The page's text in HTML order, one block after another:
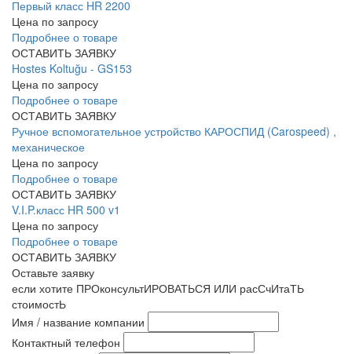
Первый класс HR 2200
Цена по запросу
Подробнее о товаре
ОСТАВИТЬ ЗАЯВКУ
Hostes Koltuğu - GS153
Цена по запросу
Подробнее о товаре
ОСТАВИТЬ ЗАЯВКУ
Ручное вспомогательное устройство КАРОСПИД (Carospeed) ,
механическое
Цена по запросу
Подробнее о товаре
ОСТАВИТЬ ЗАЯВКУ
V.I.P.класс HR 500 v1
Цена по запросу
Подробнее о товаре
ОСТАВИТЬ ЗАЯВКУ
Оставьте заявку
если хотите ПРОконсультИРОВАТЬСЯ ИЛИ расСчИтаТЬ
стоимостЬ
Имя / название компании
Контактный телефон